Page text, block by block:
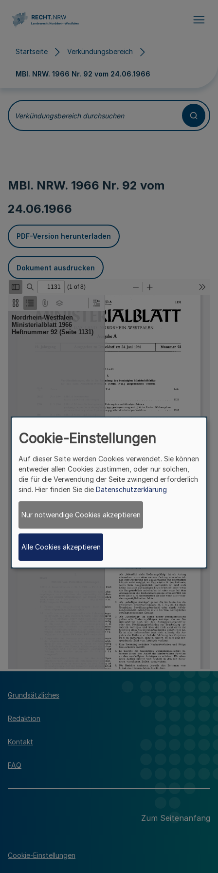
Startseite Verkündungsbereich
MBl. NRW. 1966 Nr. 92 vom 24.06.1966
Verkündungsbereich durchsuchen
MBl. NRW. 1966 Nr. 92 vom
24.06.1966
PDF-Version herunterladen
Dokument ausdrucken
Grundsätzliches
Redaktion
Kontakt
FAQ
Zum Seitenanfang
Cookie-Einstellungen
Cookie-Einstellungen
Auf dieser Seite werden Cookies verwendet. Sie können
entweder allen Cookies zustimmen, oder nur solchen,
die für die Verwendung der Seite zwingend erforderlich
sind. Hier finden Sie die Datenschutzerklärung
Nur notwendige Cookies akzeptieren
Alle Cookies akzeptieren